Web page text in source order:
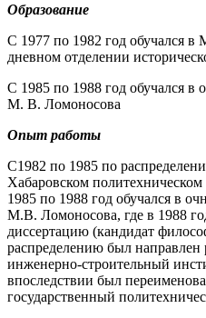
Образование
С 1977 по 1982 год обучался
дневном отделении
С 1985 по 1988 год обучался
М. В. Ломоносова
Опыт работы
С1982 по 1985 по
Хабаровском
1985 по 1988 год обучался в
М.В. Ломоносова, где в 1988
диссертацию (кандидат
распределению был направлен
инженерно-строительный
впоследствии был
государственный